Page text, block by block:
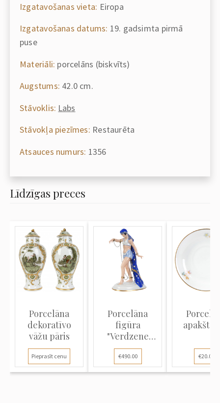
Izgatavošanas vieta: Eiropa
Izgatavošanas datums: 19. gadsimta pirmā
puse
Materiāli: porcelāns (biskvīts)
Augstums: 42.0 cm.
Stāvoklis: Labs
Stāvokļa piezīmes: Restaurēta
Atsauces numurs: 1356
Līdzīgas preces
Porcelāna
dekoratīvo
vāžu pāris
Pieprasīt cenu
Porcelāna
figūra
"Verdzene
dejotāja"
€490.00 €20.00